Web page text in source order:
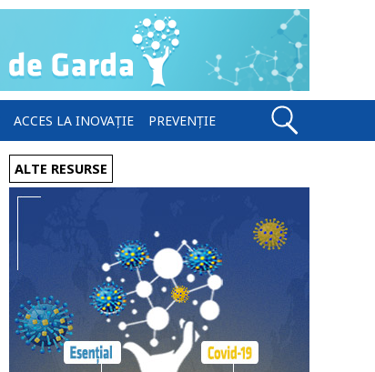
ACCES LA INOVAȚIE PREVENȚIE
ALTE RESURSE